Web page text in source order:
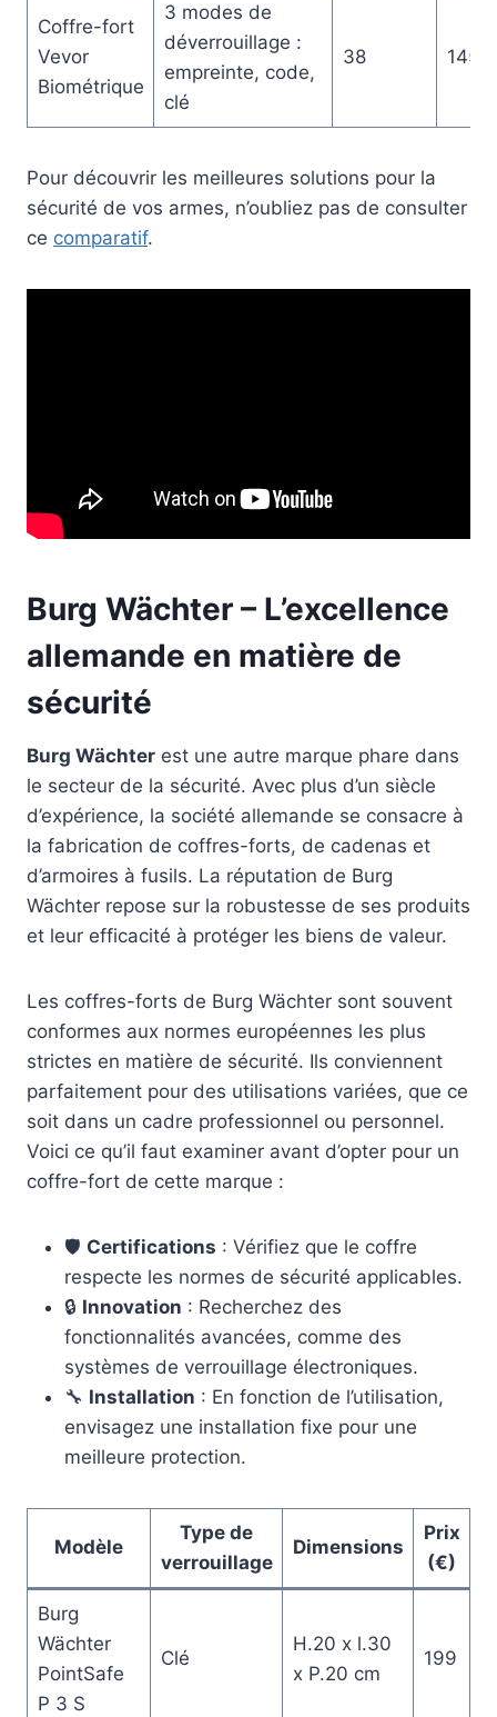
Coffre-fort
Vevor
Biométrique
3 modes de
déverrouillage :
empreinte, code,
clé
38 145
Pour découvrir les meilleures solutions pour la
sécurité de vos armes, n’oubliez pas de consulter
ce comparatif.
Burg Wächter – L’excellence
allemande en matière de
sécurité
Burg Wächter est une autre marque phare dans
le secteur de la sécurité. Avec plus d’un siècle
d’expérience, la société allemande se consacre à
la fabrication de coffres-forts, de cadenas et
d’armoires à fusils. La réputation de Burg
Wächter repose sur la robustesse de ses produits
et leur efficacité à protéger les biens de valeur.
Les coffres-forts de Burg Wächter sont souvent
conformes aux normes européennes les plus
strictes en matière de sécurité. Ils conviennent
parfaitement pour des utilisations variées, que ce
soit dans un cadre professionnel ou personnel.
Voici ce qu’il faut examiner avant d’opter pour un
coffre-fort de cette marque :
🛡️ Certifications : Vérifiez que le coffre
respecte les normes de sécurité applicables.
🔒 Innovation : Recherchez des
fonctionnalités avancées, comme des
systèmes de verrouillage électroniques.
🔧 Installation : En fonction de l’utilisation,
envisagez une installation fixe pour une
meilleure protection.
Modèle
Type de
verrouillage
Dimensions
Prix
(€)
Burg
Wächter
PointSafe
P 3 S
Clé
H.20 x l.30
x P.20 cm
199